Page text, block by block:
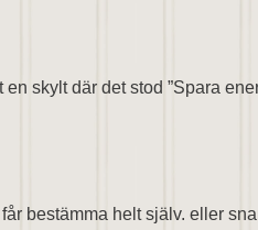
skylt där det stod ”Spara
bestämma helt själv. eller